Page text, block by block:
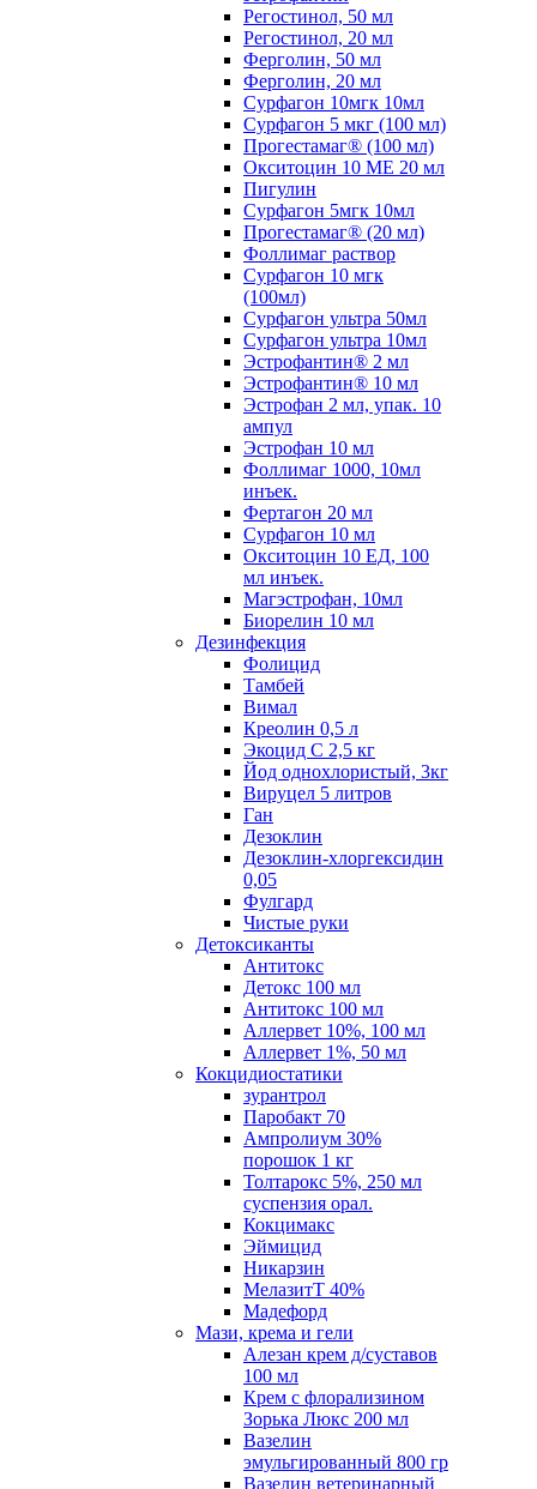
Регостинол, 50 мл
Регостинол, 20 мл
Ферголин, 50 мл
Ферголин, 20 мл
Сурфагон 10мгк 10мл
Сурфагон 5 мкг (100 мл)
Прогестамаг® (100 мл)
Окситоцин 10 МЕ 20 мл
Пигулин
Сурфагон 5мгк 10мл
Прогестамаг® (20 мл)
Фоллимаг раствор
Сурфагон 10 мгк
(100мл)
Сурфагон ультра 50мл
Сурфагон ультра 10мл
Эстрофантин® 2 мл
Эстрофантин® 10 мл
Эстрофан 2 мл, упак. 10
ампул
Эстрофан 10 мл
Фоллимаг 1000, 10мл
инъек.
Фертагон 20 мл
Сурфагон 10 мл
Окситоцин 10 ЕД, 100
мл инъек.
Магэстрофан, 10мл
Биорелин 10 мл
Дезинфекция
Фолицид
Тамбей
Вимал
Креолин 0,5 л
Экоцид С 2,5 кг
Йод однохлористый, 3кг
Вируцел 5 литров
Ган
Дезоклин
Дезоклин-хлоргексидин
0,05
Фулгард
Чистые руки
Детоксиканты
Антитокс
Детокс 100 мл
Антитокс 100 мл
Аллервет 10%, 100 мл
Аллервет 1%, 50 мл
Кокцидиостатики
зурантрол
Паробакт 70
Ампролиум 30%
порошок 1 кг
Толтарокс 5%, 250 мл
суспензия орал.
Кокцимакс
Эймицид
Никарзин
МелазитТ 40%
Мадефорд
Мази, крема и гели
Алезан крем д/суставов
100 мл
Крем с флорализином
Зорька Люкс 200 мл
Вазелин
эмульгированный 800 гр
Вазелин ветеринарный